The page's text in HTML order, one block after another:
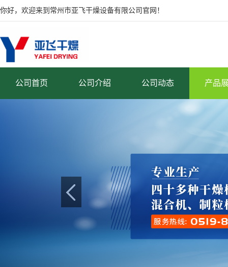
你好，欢迎来到常州市亚飞干燥设备有限公司官网！
公司首页 公司介绍 公司动态 产品